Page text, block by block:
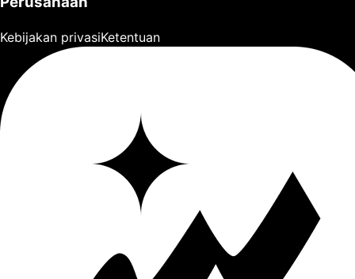
Kebijakan privasiKetentuan